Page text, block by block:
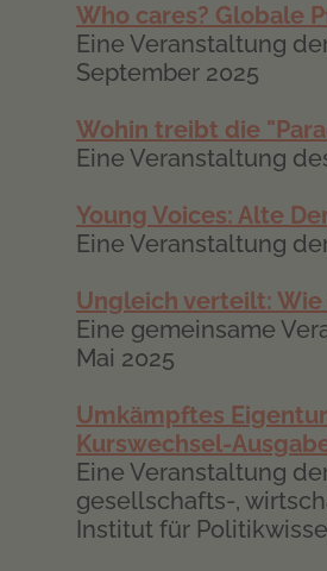
Who cares? Globale
Eine Veranstaltung
September 2025
Wohin treibt die
Eine Veranstaltung
Young Voices: Alte
Eine Veranstaltung
Ungleich verteilt:
Eine gemeinsame
Mai 2025
Umkämpftes
Kurswechsel-
Eine Veranstaltung
gesellschafts-,
Institut für